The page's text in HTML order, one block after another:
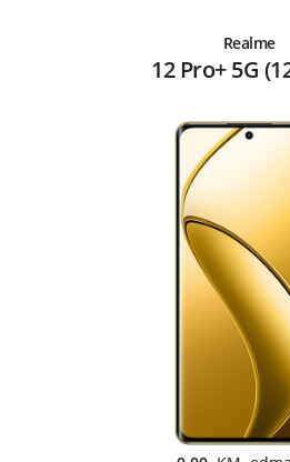
Realme
12 Pro+ 5G